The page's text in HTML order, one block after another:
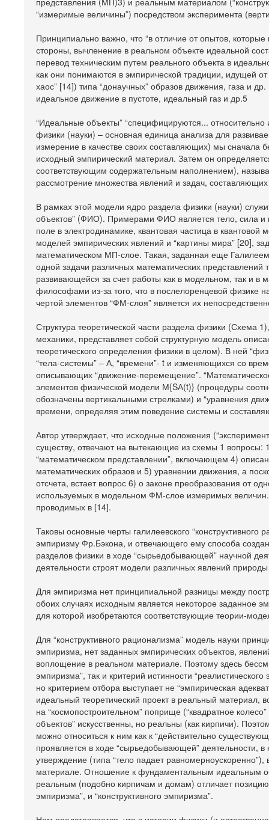
“измеримые величины”) посредством эксперимента
Принципиально важно, что “в отличие от опытов,
стороны, вычленение в реальном объекте идеальной
перевод техническим путем реального объекта в
как они понимаются в эмпирической традиции, идущей
хаос” [14]) типа “донаучных” образов движения, газа и
идеальное движение в пустоте, идеальный газ и др.5
“Идеальные объекты” “специфицируются... относительно
физики (науки) – основная единица анализа для
измерение в качестве своих составляющих) мы сначала
исходный эмпирический материал. Затем он
соответствующим содержательным наполнением),
рассмотрение множества явлений и задач,
В рамках этой модели ядро раздела физики (науки)
объектов” (ФИО). Примерами ФИО является тело, сила и
поле в электродинамике, квантовая частица в
моделей эмпирических явлений и “картины мира” [20],
математическом МП-слое. Такая, заданная еще
одной задачи различных математических
развивающейся за счет работы как в модельном, так и в
философами из-за того, что в послелоренцевой физике
чертой элементов “ФМ-слоя” является их
Структура теоретической части раздела физики (Схема
механики, представляет собой структурную модель
теоретического определения физики в целом). В ней
“тела-системы” – А, “времени”- t и изменяющихся со
описывающих “движение-перемещение”.
элементов физической модели М{SА(t)} (процедуры
обозначены вертикальными стрелками) и “уравнения
времени, определяя этим поведение системы и
Автор утверждает, что исходные положения
существу, отвечают на вытекающие из схемы 1 вопросы:
“математическом представлении”, включающем 4)
математических образов и 5) уравнении движения, а
отсчета, встает вопрос 6) о законе преобразования от
используемых в модельном ФМ-слое измеримых
проводимых в [14].
Таковы основные черты галилеевского
эмпиризму Фр.Бэкона, и отвечающего ему способа
разделов физики в ходе “сырьедобывающей” научной
деятельности строят модели различных явлений
Для эмпиризма нет принципиальной разницы между
обоих случаях исходным является некоторое заданное
для которой изобретаются соответствующие теории-
Для “конструктивного рационализма” модель науки
эмпиризма, нет заданных эмпирических объектов,
воплощение в реальном материале. Поэтому здесь
эмпиризма”, так и критерий истинности
но критерием отбора выступает не “эмпирическая
идеальный теоретический проект в реальный материал,
на “космопостроительном” поприще (“квадратное
объектов” искусственны, но реальны (как кирпичи).
можно относиться к ним как к “действительно
проявляется в ходе “сырьедобывающей” деятельности,
утверждение (типа “тело падает
материале. Отношение к фундаментальным идеальным
реальным (подобно кирпичам и домам) отличает позицию
эмпиризма”, и “конструктивного эмпиризма”.